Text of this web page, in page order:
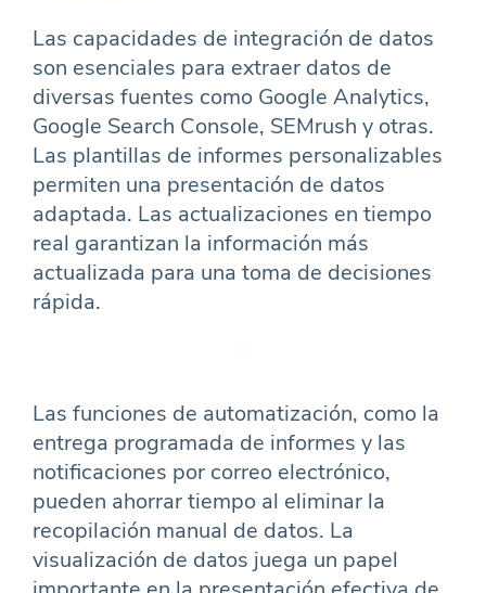
Las capacidades de integración de datos
son esenciales para extraer datos de
diversas fuentes como Google Analytics,
Google Search Console, SEMrush y otras.
Las plantillas de informes personalizables
permiten una presentación de datos
adaptada. Las actualizaciones en tiempo
real garantizan la información más
actualizada para una toma de decisiones
rápida.
Las funciones de automatización, como la
entrega programada de informes y las
notificaciones por correo electrónico,
pueden ahorrar tiempo al eliminar la
recopilación manual de datos. La
visualización de datos juega un papel